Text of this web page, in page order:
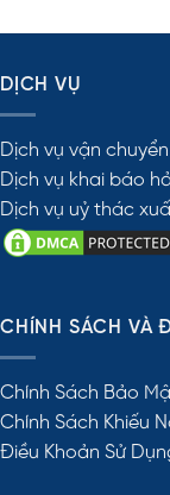
DỊCH VỤ
Dịch vụ vận
Dịch vụ khai báo
Dịch vụ uỷ thác
CHÍNH SÁCH VÀ
Chính Sách Bảo
Chính Sách Khiếu
Điều Khoản Sử